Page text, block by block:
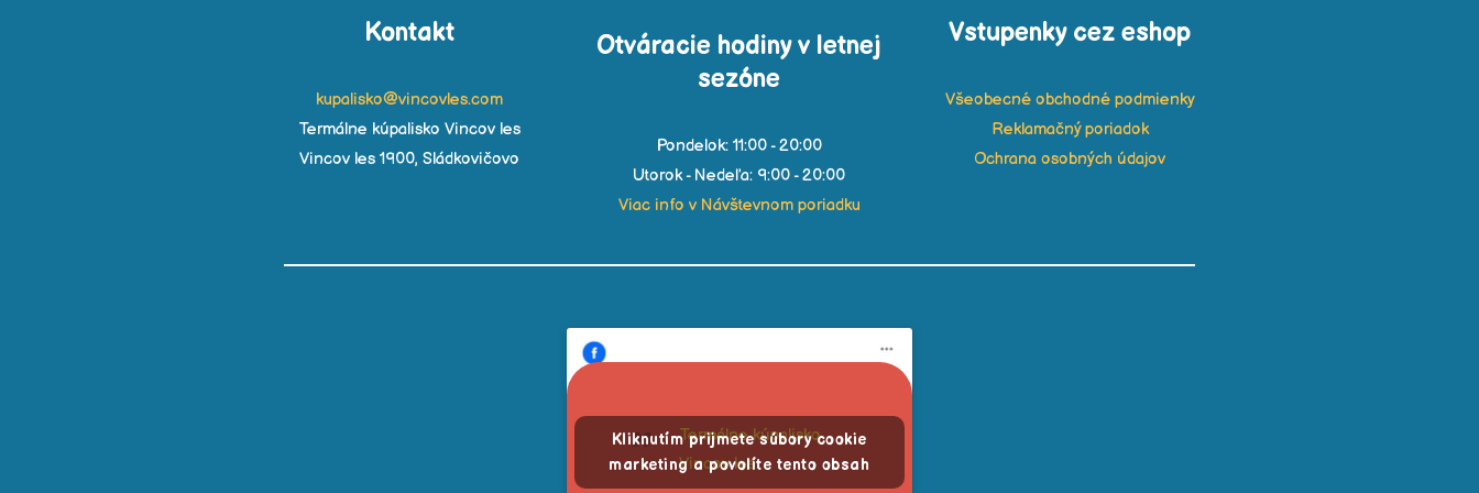
Kontakt
kupalisko@vincovles.com
Termálne kúpalisko Vincov les
Vincov les 1900, Sládkovičovo
Otváracie hodiny v letnej
sezóne
Pondelok: 11:00 - 20:00
Utorok - Nedeľa: 9:00 - 20:00
Viac info v Návštevnom poriadku
Vstupenky cez eshop
Všeobecné obchodné podmienky
Reklamačný poriadok
Ochrana osobných údajov
Termálne kúpalisko
Vincov les
Kliknutím prijmete súbory cookie
marketing a povolíte tento obsah